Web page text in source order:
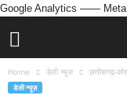
Google Analytics —— Meta
Home डेली न्यूज़ छत्तीसगढ़-
डेली न्यूज़